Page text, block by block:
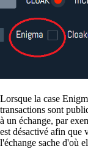
Lorsque la case
transactions sont
à un échange, par
est désactivé afin que
l'échange sache d'où